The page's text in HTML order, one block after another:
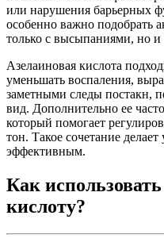
или нарушения барьерных
особенно важно подобрать
только с высыпаниями, но
Азелаиновая кислота
уменьшать воспаления,
заметными следы постакн,
вид. Дополнительно ее
который помогает
тон. Такое сочетание
эффективным.
Как
кислоту?